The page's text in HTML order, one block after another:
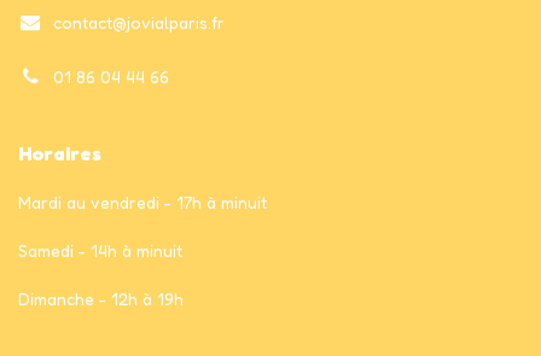
contact@jovialparis.fr
01 86 04 44 66
Horaires
Mardi au vendredi - 17h à minuit
Samedi - 14h à minuit
Dimanche - 12h à 19h